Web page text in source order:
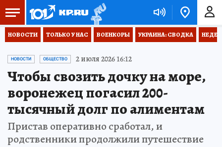
НОВОСТИ ТОЛЬКО У НАС ВОЕНКОРЫ УКРАИНА: СВОДКА
НОВОСТИ ОБЩЕСТВО 2 июля 2026 16:12
Чтобы свозить дочку на море,
воронежец погасил 200-
тысячный долг по алиментам
Пристав оперативно сработал, и
родственники продолжили путешествие